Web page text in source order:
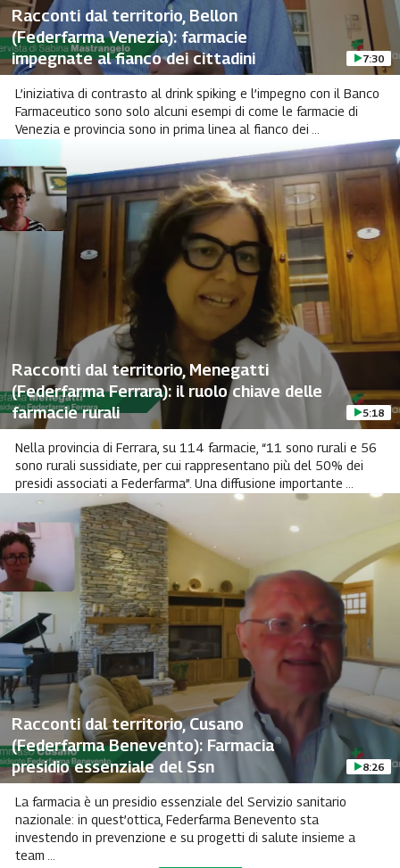
Racconti dal territorio, Bellon
(Federfarma Venezia): farmacie
impegnate al fianco dei cittadini
7:30
L’iniziativa di contrasto al drink spiking e l’impegno con il Banco
Farmaceutico sono solo alcuni esempi di come le farmacie di
Venezia e provincia sono in prima linea al fianco dei ...
Racconti dal territorio, Menegatti
(Federfarma Ferrara): il ruolo chiave delle
farmacie rurali
5:18
Nella provincia di Ferrara, su 114 farmacie, “11 sono rurali e 56
sono rurali sussidiate, per cui rappresentano più del 50% dei
presidi associati a Federfarma”. Una diffusione importante ...
Racconti dal territorio, Cusano
(Federfarma Benevento): Farmacia
presidio essenziale del Ssn
8:26
La farmacia è un presidio essenziale del Servizio sanitario
nazionale: in quest’ottica, Federfarma Benevento sta
investendo in prevenzione e su progetti di salute insieme a
team ...